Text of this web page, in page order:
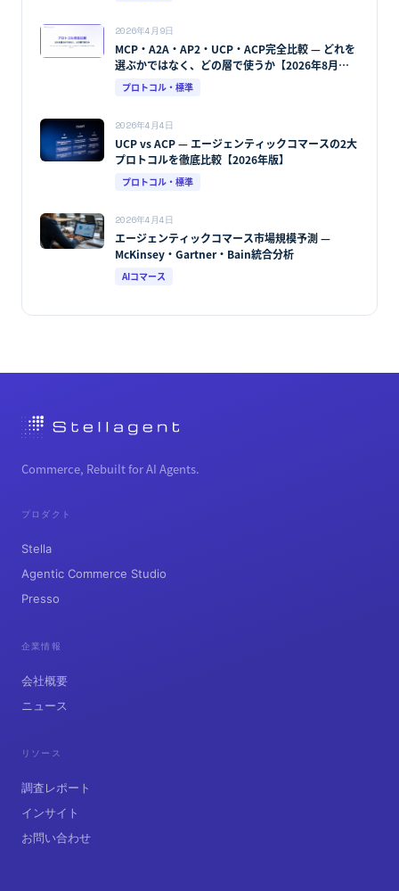
2026年4月9日
MCP・A2A・AP2・UCP・ACP完全比較 — どれを
選ぶかではなく、どの層で使うか【2026年8月最
新版】
プロトコル・標準
2026年4月4日
UCP vs ACP — エージェンティックコマースの2大
プロトコルを徹底比較【2026年版】
プロトコル・標準
2026年4月4日
エージェンティックコマース市場規模予測 —
McKinsey・Gartner・Bain統合分析
AIコマース
Commerce, Rebuilt for AI Agents.
プロダクト
Stella
Agentic Commerce Studio
Presso
企業情報
会社概要
ニュース
リソース
調査レポート
インサイト
お問い合わせ